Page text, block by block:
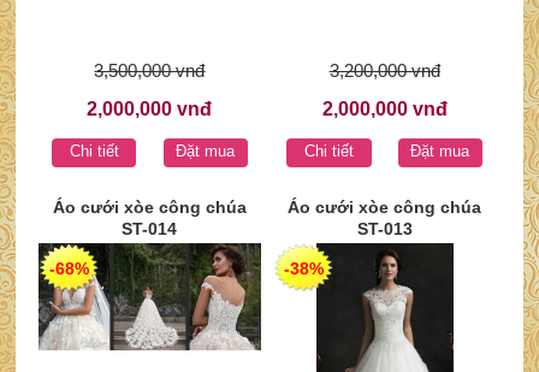
3,500,000 vnđ
2,000,000 vnđ
Chi tiết Đặt mua
3,200,000 vnđ
2,000,000 vnđ
Chi tiết Đặt mua
Áo cưới xòe công chúa
ST-014
-68%
Áo cưới xòe công chúa
ST-013
-38%